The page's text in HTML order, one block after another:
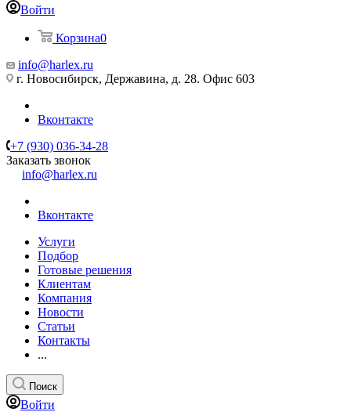
Войти
Корзина0
info@harlex.ru
г. Новосибирск, Державина, д. 28. Офис 603
Вконтакте
+7 (930) 036-34-28
Заказать звонок
info@harlex.ru
Вконтакте
Услуги
Подбор
Готовые решения
Клиентам
Компания
Новости
Статьи
Контакты
...
Поиск
Войти